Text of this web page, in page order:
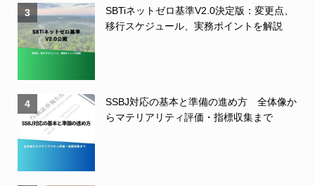
3
SBTiネットゼロ基準V2.0決定版：変更点、
移行スケジュール、実務ポイントを解説
4
SSBJ対応の基本と準備の進め方 全体像か
らマテリアリティ評価・指標収集まで